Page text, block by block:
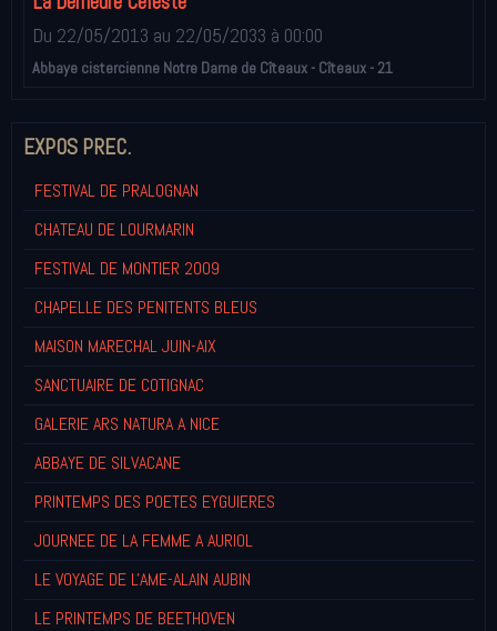
Du 22/05/2013 au 22/05/2033 à 00:00
Abbaye cistercienne Notre Dame de Cîteaux - Cîteaux - 21
EXPOS PREC.
FESTIVAL DE PRALOGNAN
CHATEAU DE LOURMARIN
FESTIVAL DE MONTIER 2009
CHAPELLE DES PENITENTS BLEUS
MAISON MARECHAL JUIN-AIX
SANCTUAIRE DE COTIGNAC
GALERIE ARS NATURA A NICE
ABBAYE DE SILVACANE
PRINTEMPS DES POETES EYGUIERES
JOURNEE DE LA FEMME A AURIOL
LE VOYAGE DE L'AME-ALAIN AUBIN
LE PRINTEMPS DE BEETHOVEN